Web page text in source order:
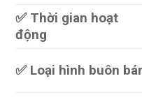
✅ Thời gian hoạt
động
✅ Loại hình buôn